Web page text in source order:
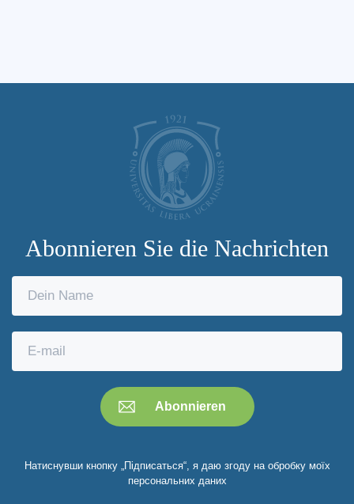
Abonnieren Sie die Nachrichten
Натиснувши кнопку „Підписаться“, я даю згоду на обробку моїх
персональних даних